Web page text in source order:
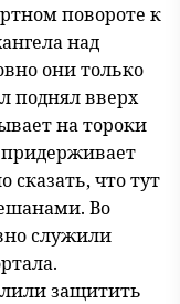
повороте к
над
они только
поднял вверх
на тороки
сказать, что тут
Во
служили
защитить